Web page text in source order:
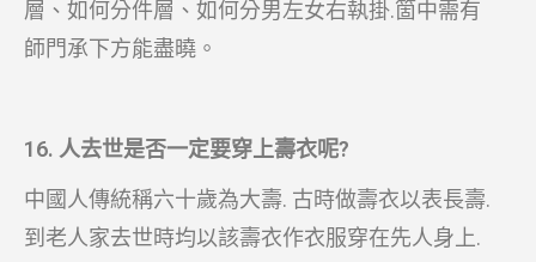
層、如何分件層、如何分男左女右執掛.箇中需有
師門承下方能盡曉。
16. 人去世是否一定要穿上壽衣呢?
中國人傳統稱六十歲為大壽. 古時做壽衣以表長壽.
到老人家去世時均以該壽衣作衣服穿在先人身上.